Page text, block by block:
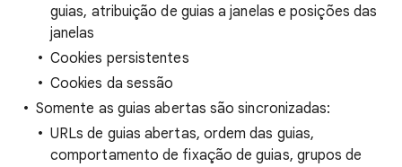
guias, atribuição de guias a janelas e posições das
janelas
Cookies persistentes
Cookies da sessão
Somente as guias abertas são sincronizadas:
URLs de guias abertas, ordem das guias,
comportamento de fixação de guias, grupos de